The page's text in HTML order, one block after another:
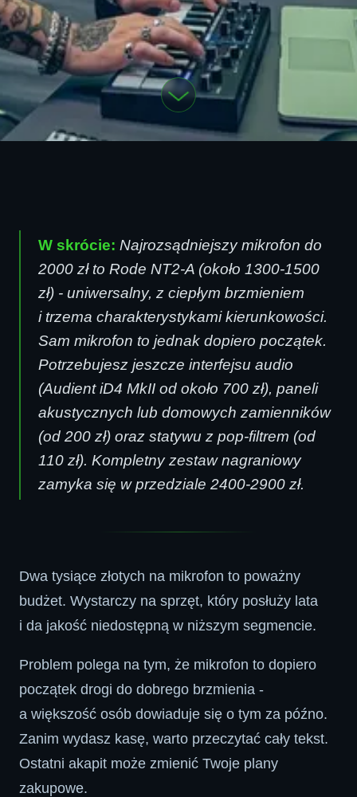
W skrócie: Najrozsądniejszy mikrofon do
2000 zł to Rode NT2-A (około 1300-1500
zł) - uniwersalny, z ciepłym brzmieniem
i trzema charakterystykami kierunkowości.
Sam mikrofon to jednak dopiero początek.
Potrzebujesz jeszcze interfejsu audio
(Audient iD4 MkII od około 700 zł), paneli
akustycznych lub domowych zamienników
(od 200 zł) oraz statywu z pop-filtrem (od
110 zł). Kompletny zestaw nagraniowy
zamyka się w przedziale 2400-2900 zł.
Dwa tysiące złotych na mikrofon to poważny
budżet. Wystarczy na sprzęt, który posłuży lata
i da jakość niedostępną w niższym segmencie.
Problem polega na tym, że mikrofon to dopiero
początek drogi do dobrego brzmienia -
a większość osób dowiaduje się o tym za późno.
Zanim wydasz kasę, warto przeczytać cały tekst.
Ostatni akapit może zmienić Twoje plany
zakupowe.